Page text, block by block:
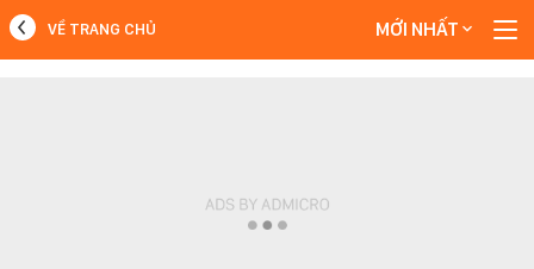
VỀ TRANG CHỦ MỚI NHẤT